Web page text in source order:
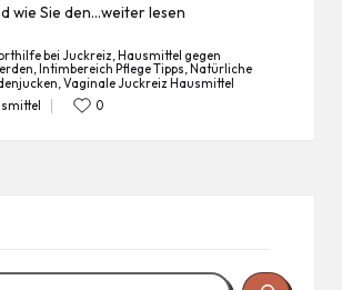
wie Sie den…weiter lesen
bei Juckreiz Hausmittel gegen
, Intimbereich Pflege Tipps, Natürliche
,Vaginale Juckreiz Hausmittel
0